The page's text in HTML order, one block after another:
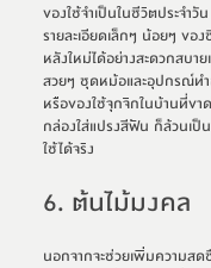
ของใช้จำเป็นในชีวิตประจำวั
รายละเอียดเล็กๆ น้อยๆ ขอ
หลังใหม่ได้อย่างสะดวกสบา
สวยๆ ชุดหม้อและอุปกรณ์ทำ
หรือของใช้จุกจิกในบ้านที่ข
กล่องใส่แปรงสีฟัน ก็ล้วนเป็
ใช้ได้จริง
6. ต้นไม้มงคล
นอกจากจะช่วยเพิ่มความส